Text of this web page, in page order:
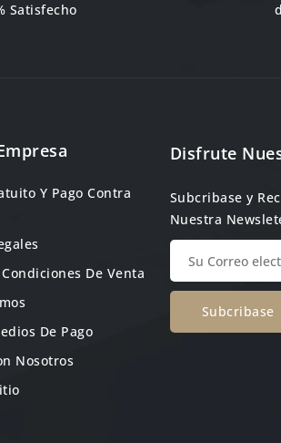
Satisfecho
Y Pago Contra
De Venta
De Pago
Nosotros
Disfrute
Subcribase y
Nuestra